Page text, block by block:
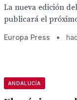
La nueva edición
publicará el
Europa Press •
ANDALUCÍA